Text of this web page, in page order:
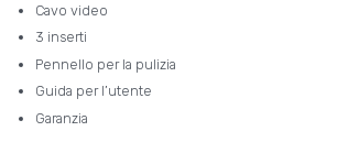
Cavo video
3 inserti
Pennello per la pulizia
Guida per l’utente
Garanzia